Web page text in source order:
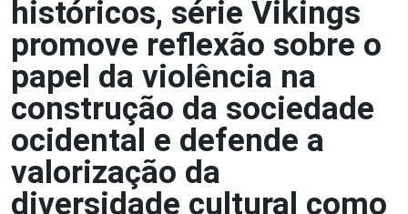
históricos, série Vikings
promove reflexão sobre o
papel da violência na
construção da sociedade
ocidental e defende a
valorização da
diversidade cultural como